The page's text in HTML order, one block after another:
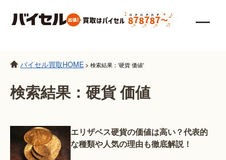
バイセル買取HOME > 検索結果：'硬貨 価値'
検索結果：硬貨 価値
エリザベス硬貨の価値は高い？代表的
な種類や人気の理由も徹底解説！